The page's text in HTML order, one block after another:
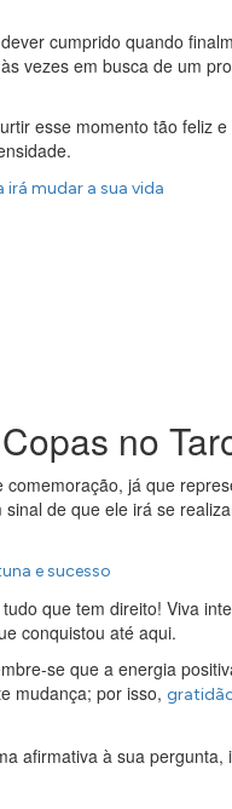
cumprido quando
vezes em busca de um
esse momento tão feliz
irá mudar a sua vida
no
já que
de que ele irá se
e sucesso
que tem direito! Viva
conquistou até aqui.
se que a energia
mudança; por isso,
afirmativa à sua pergunta,